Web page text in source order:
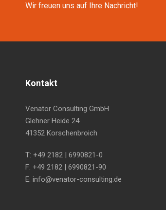
Wir freuen uns auf Ihre Nachricht!
Kontakt
Venator Consulting GmbH
Glehner Heide 24
41352 Korschenbroich
T: +49 2182 | 6990821-0
F: +49 2182 | 6990821-90
E: info@venator-consulting.de